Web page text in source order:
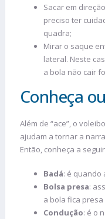
Sacar em
preciso ter
quadra;
Mirar o saque
lateral. Neste
a bola não cair
Conheça
Além de “ace”, o
ajudam a tornar a
Então, conheça a
Badá: é quando
Bolsa presa:
a bola fica
Condução: é o